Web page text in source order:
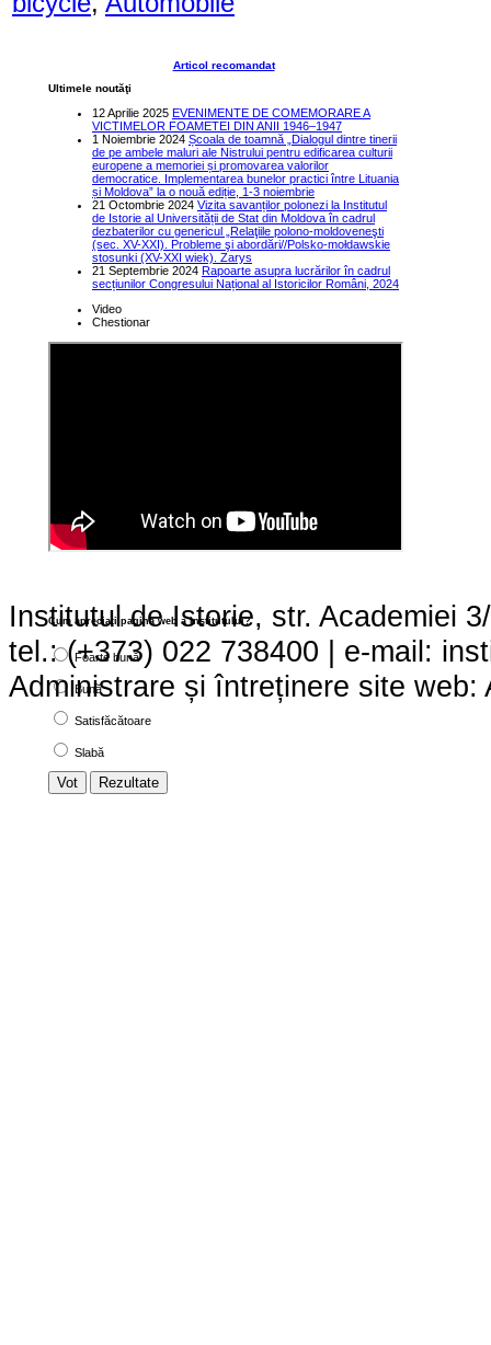
Articol recomandat
Ultimele noutăţi
12 Aprilie 2025 EVENIMENTE DE COMEMORARE A
VICTIMELOR FOAMETEI DIN ANII 1946–1947
1 Noiembrie 2024 Școala de toamnă „Dialogul dintre tinerii
de pe ambele maluri ale Nistrului pentru edificarea culturii
europene a memoriei și promovarea valorilor
democratice. Implementarea bunelor practici între Lituania
și Moldova” la o nouă ediție, 1-3 noiembrie
21 Octombrie 2024 Vizita savanților polonezi la Institutul
de Istorie al Universității de Stat din Moldova în cadrul
dezbaterilor cu genericul „Relaţiile polono-moldoveneşti
(sec. XV-XXI). Probleme şi abordări//Polsko-mołdawskie
stosunki (XV-XXI wiek). Zarys
21 Septembrie 2024 Rapoarte asupra lucrărilor în cadrul
secțiunilor Congresului Național al Istoricilor Români, 2024
Video
Chestionar
Cum apreciaţi pagina web a institutului?
Foarte bună
Bună
Satisfăcătoare
Slabă
Institutul de Istorie, str. Academiei
tel.: (+373) 022 738400 | e-mail:
Administrare și întreținere site web: